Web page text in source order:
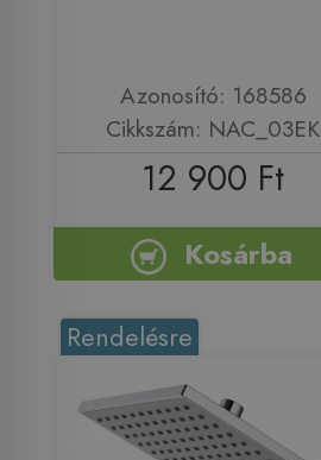
Azonosító: 168586
Cikkszám: NAC_03EK
12 900 Ft
Kosárba
Rendelésre